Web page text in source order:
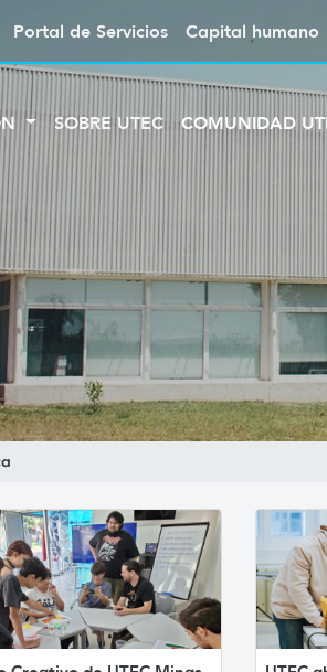
Portal de Servicios Capital humano
SOBRE UTEC COMUNIDAD